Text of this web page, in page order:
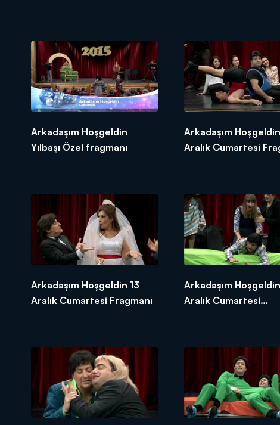
Arkadaşım Hoşgeldin
Yılbaşı Özel fragmanı
Arkadaşım
Aralık Cumartesi
Arkadaşım Hoşgeldin 13
Aralık Cumartesi Fragmanı
Arkadaşım
Aralık Cumartesi